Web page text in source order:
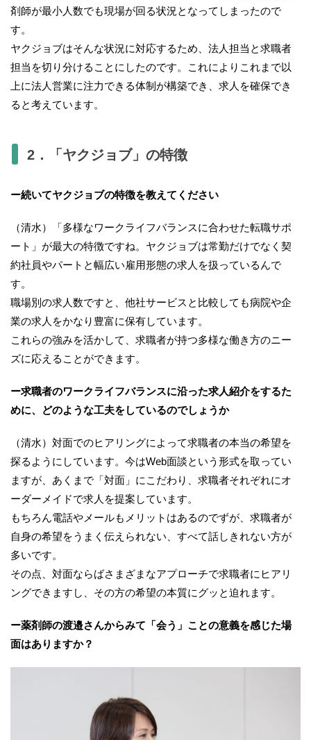
剤師が最小人数でも現場が回る状況となってしまったので
す。
ヤクジョブはそんな状況に対応するため、法人担当と求職者
担当を切り分けることにしたのです。これによりこれまで以
上に法人営業に注力できる体制が構築でき、求人を確保でき
ると考えています。
2．「ヤクジョブ」の特徴
ー続いてヤクジョブの特徴を教えてください
（清水）「多様なワークライフバランスに合わせた転職サポ
ート」が最大の特徴ですね。ヤクジョブは常勤だけでなく契
約社員やパートと幅広い雇用形態の求人を扱っているんで
す。
職場別の求人数ですと、他社サービスと比較しても病院や企
業の求人をかなり豊富に保有しています。
これらの強みを活かして、求職者が持つ多様な働き方のニー
ズに応えることができます。
ー求職者のワークライフバランスに沿った求人紹介をするた
めに、どのような工夫をしているのでしょうか
（清水）対面でのヒアリングによって求職者の本当の希望を
探るようにしています。今はWeb面談という形式を取ってい
ますが、あくまで「対面」にこだわり、求職者それぞれにオ
ーダーメイドで求人を提案しています。
もちろん電話やメールもメリットはあるのでずが、求職者が
自身の希望をうまく伝えられない、すべて話しきれない方が
多いです。
その点、対面ならばさまざまなアプローチで求職者にヒアリ
ングできますし、その方の希望の本質にグッと迫れます。
ー薬剤師の渡邉さんからみて「会う」ことの意義を感じた場
面はありますか？